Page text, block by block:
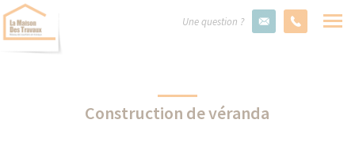
Une question ?
Construction de véranda